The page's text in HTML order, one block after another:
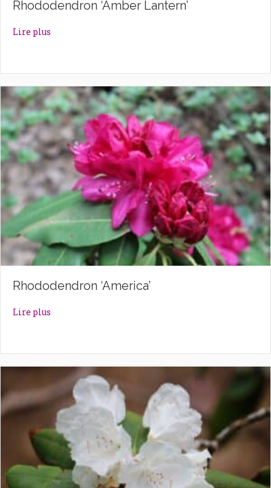
Rhododendron ‘Amber Lantern’
Lire plus
Rhododendron ‘America’
Lire plus